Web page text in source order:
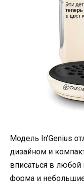
Модель In’Genius
дизайном и
вписаться в любой
форма и